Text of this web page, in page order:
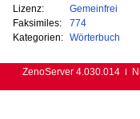
Lizenz:
Gemeinfrei
Faksimiles:
774
Kategorien:
Wörterbuch
ZenoServer 4.030.014